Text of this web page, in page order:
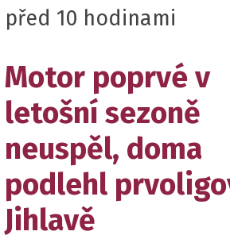
před 10 hodinami
Motor poprvé v
letošní sezoně
neuspěl, doma
podlehl
Jihlavě